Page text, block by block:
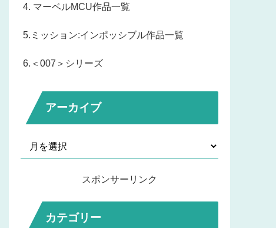
4. マーベルMCU作品一覧
5.ミッション:インポッシブル作品一覧
6.＜007＞シリーズ
アーカイブ
スポンサーリンク
カテゴリー